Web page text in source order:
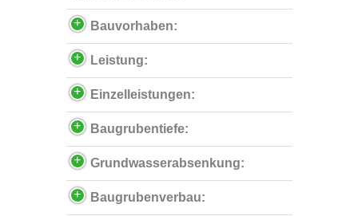
Bauvorhaben:
Leistung:
Einzelleistungen:
Baugrubentiefe:
Grundwasserabsenkung:
Baugrubenverbau: